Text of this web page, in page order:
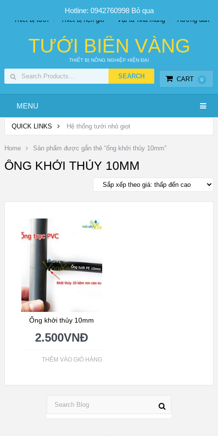
SP PHUN SƯƠNG GIÁ TỐT Bộ KIT tưới
Thiết bị tưới
Thiết bị hẹn giờ Vật tư nhà màng Hướng dẫn
TƯỚI BIỂN VÀNG
THIẾT BỊ NÔNG NGHIỆP HIỆN ĐẠI
CART 0
MENU
QUICK LINKS Hệ thống tưới nhỏ giọt
Home Sản phẩm được gắn thẻ “ống khởi thủy 10mm”
ỐNG KHỞI THỦY 10MM
Ống khởi thủy 10mm
2.500VNĐ
THÊM VÀO GIỎ HÀNG
Hotline: 0942760998 Bỏ qua